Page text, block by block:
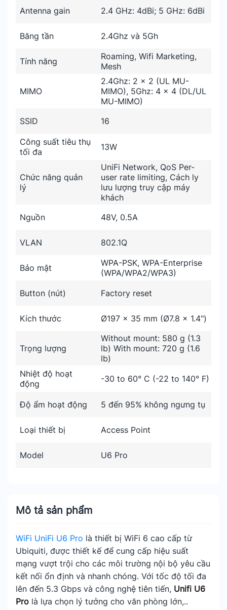
Mô tả sản phẩm
WiFi UniFi U6 Pro là thiết bị WiFi 6 cao cấp từ
Ubiquiti, được thiết kế để cung cấp hiệu suất
mạng vượt trội cho các môi trường nội bộ yêu cầu
kết nối ổn định và nhanh chóng. Với tốc độ tối đa
lên đến 5.3 Gbps và công nghệ tiên tiến, Unifi U6
Pro là lựa chọn lý tưởng cho văn phòng lớn,..
Antenna gain 2.4 GHz: 4dBi; 5 GHz: 6dBi
Băng tần 2.4Ghz và 5Gh
Tính năng
Roaming, Wifi Marketing,
Mesh
MIMO
2.4Ghz: 2 x 2 (UL MU-
MIMO), 5Ghz: 4 x 4 (DL/UL
MU-MIMO)
SSID
16
Công suất tiêu thụ
tối đa
13W
Chức năng quản
lý
UniFi Network, QoS Per-
user rate limiting, Cách ly
lưu lượng truy cập máy
khách
Nguồn
48V, 0.5A
VLAN 802.1Q
Bảo mật
WPA-PSK, WPA-Enterprise
(WPA/WPA2/WPA3)
Button (nút)
Factory reset
Kích thước Ø197 x 35 mm (Ø7.8 x 1.4")
Trọng lượng
Without mount: 580 g (1.3
lb) With mount: 720 g (1.6
lb)
Nhiệt độ hoạt
động
-30 to 60° C (-22 to 140° F)
Độ ẩm hoạt động 5 đến 95% không ngưng tụ
Loại thiết bị Access Point
Model U6 Pro